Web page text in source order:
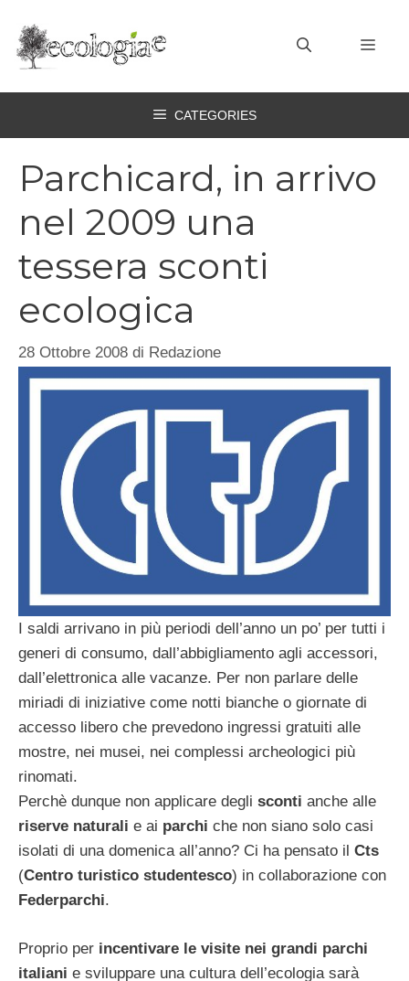
contenuto
CATEGORIES
Parchicard, in arrivo
nel 2009 una
tessera sconti
ecologica
28 Ottobre 2008 di Redazione
I saldi arrivano in più periodi dell’anno un po’ per tutti i
generi di consumo, dall’abbigliamento agli accessori,
dall’elettronica alle vacanze. Per non parlare delle
miriadi di iniziative come notti bianche o giornate di
accesso libero che prevedono ingressi gratuiti alle
mostre, nei musei, nei complessi archeologici più
rinomati.
Perchè dunque non applicare degli sconti anche alle
riserve naturali e ai parchi che non siano solo casi
isolati di una domenica all’anno? Ci ha pensato il Cts
(Centro turistico studentesco) in collaborazione con
Federparchi.
Proprio per incentivare le visite nei grandi parchi
italiani e sviluppare una cultura dell’ecologia sarà